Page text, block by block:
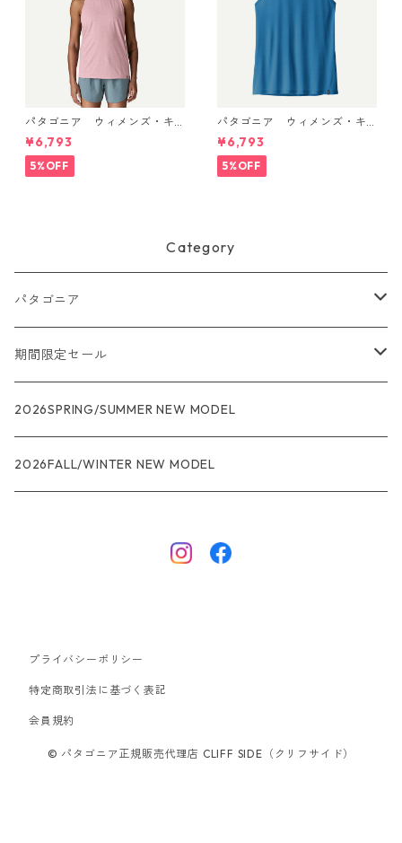
パタゴニア ウィメンズ・キ
ャプリーン・クール・ウルト
ラ・タンク Light Violet - Qu
iet Violet X-Dye 44740 日本
正規品
¥6,793
5%OFF
パタゴニア ウィメンズ・キ
ャプリーン・クール・ウルト
ラ・タンク Aquatic Blue - Li
ght Aquatic Blue X-Dye 447
40 日本正規品
¥6,793
5%OFF
Category
パタゴニア
メンズ
R1
R1エア
ウィメンズ
R1
ジャケット・アウター
スウェットシャツ・フーディ
ボードショーツ
期間限定セール
★★★
レインウェアー
2026SPRING/SUMMER NEW MODEL
2026FALL/WINTER NEW MODEL
プライバシーポリシー
特定商取引法に基づく表記
会員規約
© パタゴニア正規販売代理店 CLIFF SIDE（クリフサイド）